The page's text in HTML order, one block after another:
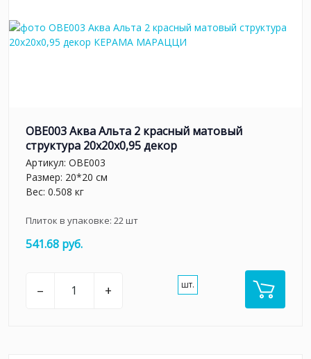
OBE003 Аква Альта 2 красный матовый
структура 20x20x0,95 декор
Артикул: OBE003
Размер: 20*20 см
Вес: 0.508 кг
Плиток в упаковке: 22шт
541.68 руб.
– + шт.